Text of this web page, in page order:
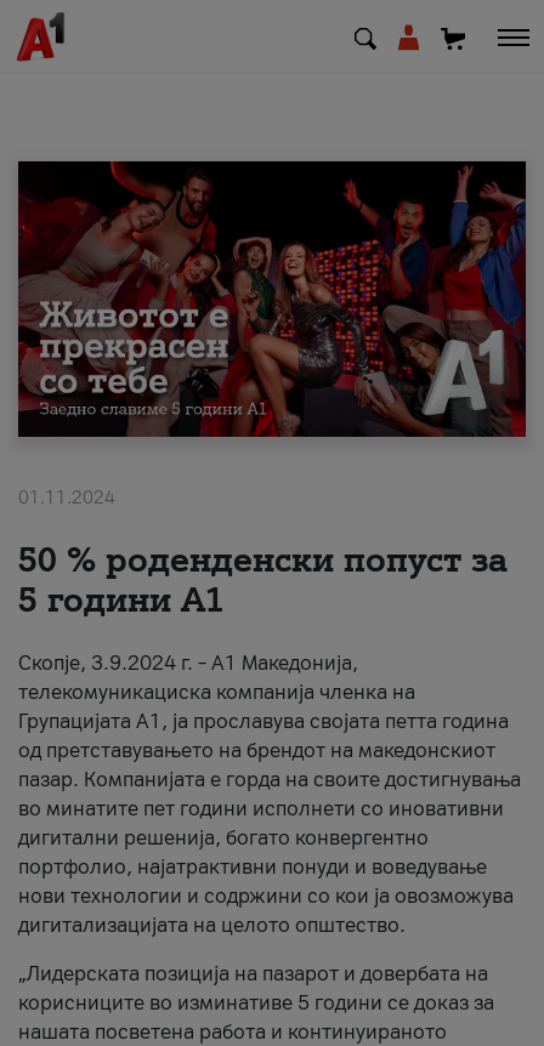
МК EN SQ
Приватни Деловни
Поддршка
Надополни кредит
За нас
01.11.2024
50 % роденденски попуст за
5 години А1
Скопје, 3.9.2024 г. – А1 Македонија,
телекомуникациска компанија членка на
Групацијата А1, ја прославува својата петта година
од претставувањето на брендот на македонскиот
пазар. Компанијата е горда на своите достигнувања
во минатите пет години исполнети со иновативни
дигитални решенија, богато конвергентно
портфолио, најатрактивни понуди и воведување
нови технологии и содржини со кои ја овозможува
дигитализацијата на целото општество.
„Лидерската позиција на пазарот и довербата на
корисниците во изминативе 5 години се доказ за
нашата посветена работа и континуираното